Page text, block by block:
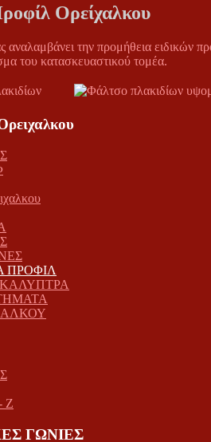
Ορείχαλκου
αναλαμβάνει την προμήθεια ειδικών
του κατασκευαστικού τομέα.
ΠΡΟΦΙΛ
Ζ
ΓΩΝΙΕΣ